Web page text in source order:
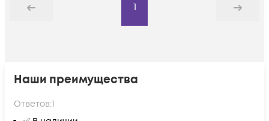
Назад
1
Дальше
Наши преимущества
Ответов:1